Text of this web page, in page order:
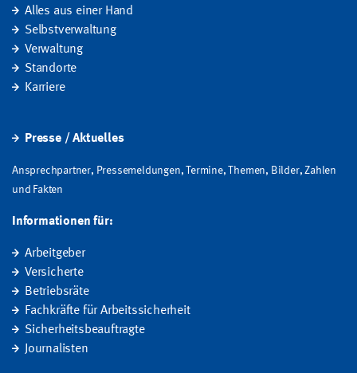
Alles aus einer Hand
Selbstverwaltung
Verwaltung
Standorte
Karriere
Presse / Aktuelles
Ansprechpartner, Pressemeldungen, Termine, Themen, Bilder, Zahlen
und Fakten
Informationen für:
Arbeitgeber
Versicherte
Betriebsräte
Fachkräfte für Arbeitssicherheit
Sicherheitsbeauftragte
Journalisten